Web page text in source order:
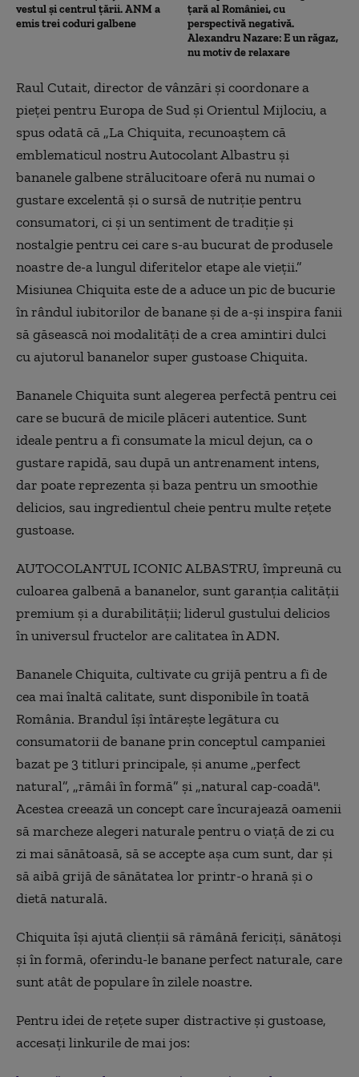
vestul și centrul țării. ANM a
emis trei coduri galbene
țară al României, cu
perspectivă negativă.
Alexandru Nazare: E un răgaz,
nu motiv de relaxare
Raul Cutait, director de vânzări și coordonare a
pieței pentru Europa de Sud și Orientul Mijlociu, a
spus odată că „La Chiquita, recunoaștem că
emblematicul nostru Autocolant Albastru și
bananele galbene strălucitoare oferă nu numai o
gustare excelentă și o sursă de nutriție pentru
consumatori, ci și un sentiment de tradiție și
nostalgie pentru cei care s-au bucurat de produsele
noastre de-a lungul diferitelor etape ale vieții.”
Misiunea Chiquita este de a aduce un pic de bucurie
în rândul iubitorilor de banane și de a-și inspira fanii
să găsească noi modalități de a crea amintiri dulci
cu ajutorul bananelor super gustoase Chiquita.
Bananele Chiquita sunt alegerea perfectă pentru cei
care se bucură de micile plăceri autentice. Sunt
ideale pentru a fi consumate la micul dejun, ca o
gustare rapidă, sau după un antrenament intens,
dar poate reprezenta și baza pentru un smoothie
delicios, sau ingredientul cheie pentru multe rețete
gustoase.
AUTOCOLANTUL ICONIC ALBASTRU, împreună cu
culoarea galbenă a bananelor, sunt garanția calității
premium și a durabilității; liderul gustului delicios
în universul fructelor are calitatea în ADN.
Bananele Chiquita, cultivate cu grijă pentru a fi de
cea mai înaltă calitate, sunt disponibile în toată
România. Brandul își întărește legătura cu
consumatorii de banane prin conceptul campaniei
bazat pe 3 titluri principale, și anume „perfect
natural”, „rămâi în formă” și „natural cap-coadă".
Acestea creează un concept care încurajează oamenii
să marcheze alegeri naturale pentru o viață de zi cu
zi mai sănătoasă, să se accepte așa cum sunt, dar și
să aibă grijă de sănătatea lor printr-o hrană și o
dietă naturală.
Chiquita își ajută clienții să rămână fericiți, sănătoși
și în formă, oferindu-le banane perfect naturale, care
sunt atât de populare în zilele noastre.
Pentru idei de rețete super distractive și gustoase,
accesați linkurile de mai jos: